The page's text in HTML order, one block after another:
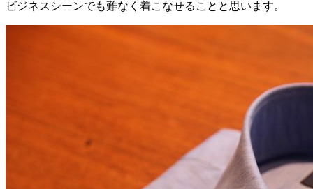
ビジネスシーンでも難なく着こなせることと思います。